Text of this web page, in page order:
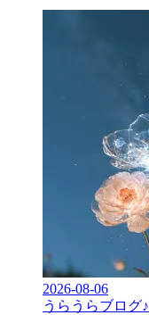
2026-08-06
うらうらブログ♪